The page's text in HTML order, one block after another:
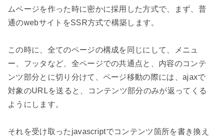
ムページを作った時に密かに採用した方式で、まず、普
通のwebサイトをSSR方式で構築します。
この時に、全てのページの構成を同じにして、メニュ
ー、フッタなど、全ページでの共通点と、内容のコンテ
ンツ部分とに切り分けて、ページ移動の際には、ajaxで
対象のURLを送ると、コンテンツ部分のみが返ってくる
ようにします。
それを受け取ったjavascriptでコンテンツ箇所を書き換え